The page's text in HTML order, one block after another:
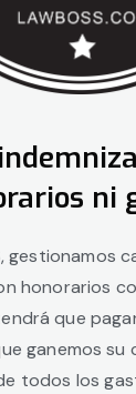
ni
gestionamos
honorarios
que
ganemos su
todos los